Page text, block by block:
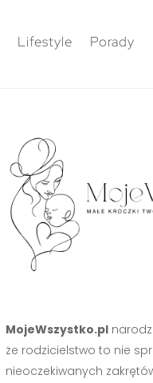
Lifestyle Porady
MojeWszystko.pl
że rodzicielstwo to nie
nieoczekiwanych